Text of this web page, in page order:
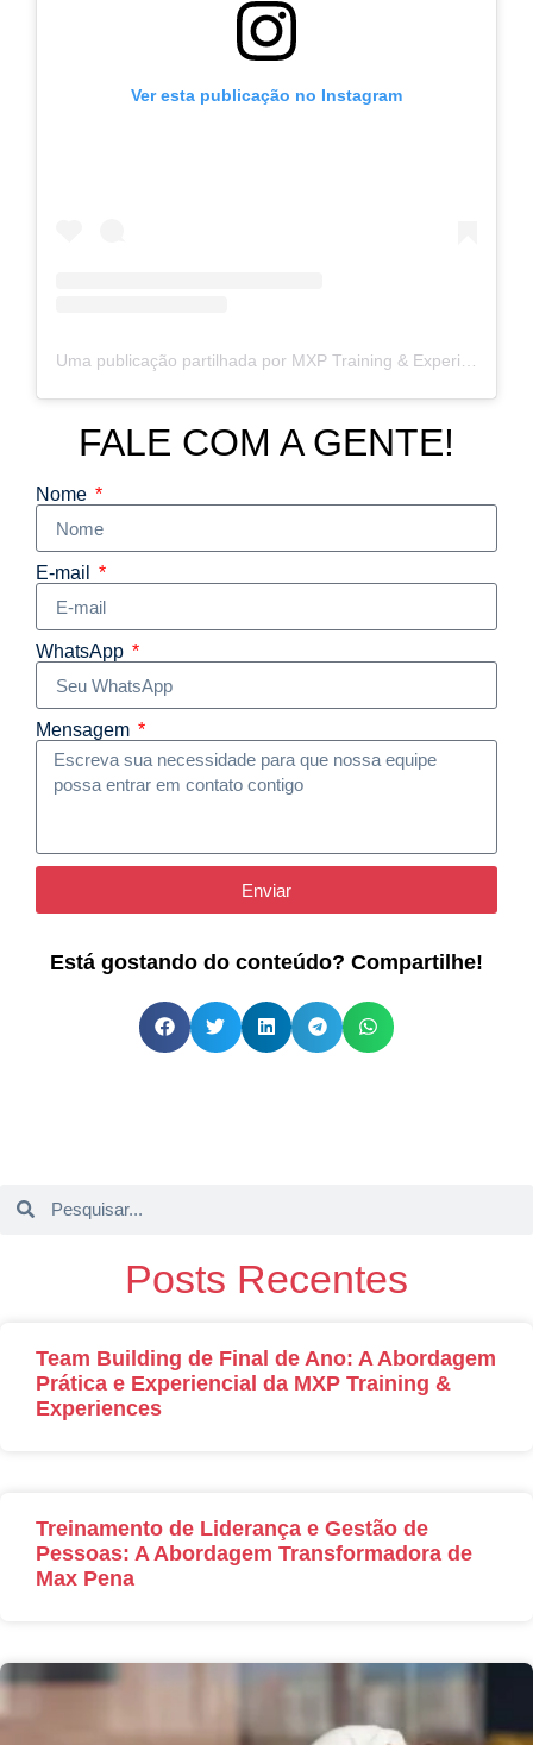
Ver esta publicação no Instagram
FALE COM A GENTE!
Nome
E-mail
WhatsApp
Mensagem
Enviar
Está gostando do conteúdo? Compartilhe!
Posts Recentes
Team Building de Final de Ano: A Abordagem
Prática e Experiencial da MXP Training &
Experiences
Treinamento de Liderança e Gestão de
Pessoas: A Abordagem Transformadora de
Max Pena